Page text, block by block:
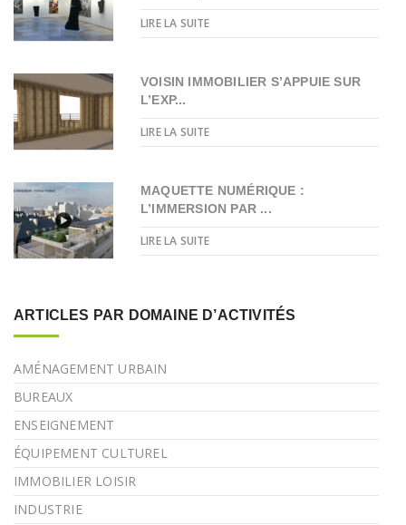
LIRE LA SUITE
VOISIN IMMOBILIER S’APPUIE SUR
L’EXP...
LIRE LA SUITE
MAQUETTE NUMÉRIQUE :
L’IMMERSION PAR ...
LIRE LA SUITE
ARTICLES PAR DOMAINE D’ACTIVITÉS
AMÉNAGEMENT URBAIN
BUREAUX
ENSEIGNEMENT
ÉQUIPEMENT CULTUREL
IMMOBILIER LOISIR
INDUSTRIE